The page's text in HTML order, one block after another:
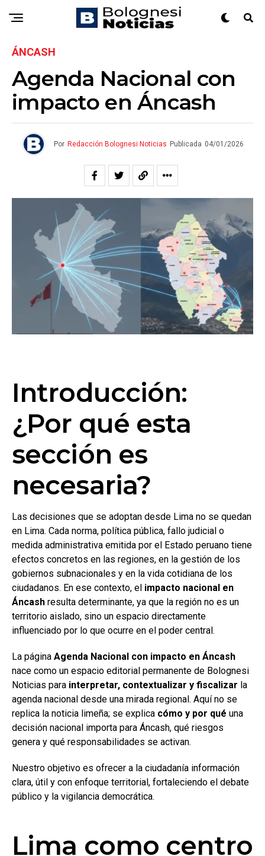
ÁNCASH
Agenda Nacional con
impacto en Áncash
Por Redacción Bolognesi Noticias Publicada 04/01/2026
Introducción:
¿Por qué esta
sección es
necesaria?
Las decisiones que se adoptan desde Lima no se quedan
en Lima. Cada norma, política pública, fallo judicial o
medida administrativa emitida por el Estado peruano tiene
efectos concretos en las regiones, en la gestión de los
gobiernos subnacionales y en la vida cotidiana de los
ciudadanos. En ese contexto, el impacto nacional en
Áncash resulta determinante, ya que la región no es un
territorio aislado, sino un espacio directamente
influenciado por lo que ocurre en el poder central.
La página Agenda Nacional con impacto en Áncash
nace como un espacio editorial permanente de Bolognesi
Noticias para interpretar, contextualizar y fiscalizar la
agenda nacional desde una mirada regional. Aquí no se
replica la noticia limeña; se explica cómo y por qué una
decisión nacional importa para Áncash, qué riesgos
genera y qué responsabilidades se activan.
Nuestro objetivo es ofrecer a la ciudadanía información
clara, útil y con enfoque territorial, fortaleciendo el debate
público y la vigilancia democrática.
Lima como centro